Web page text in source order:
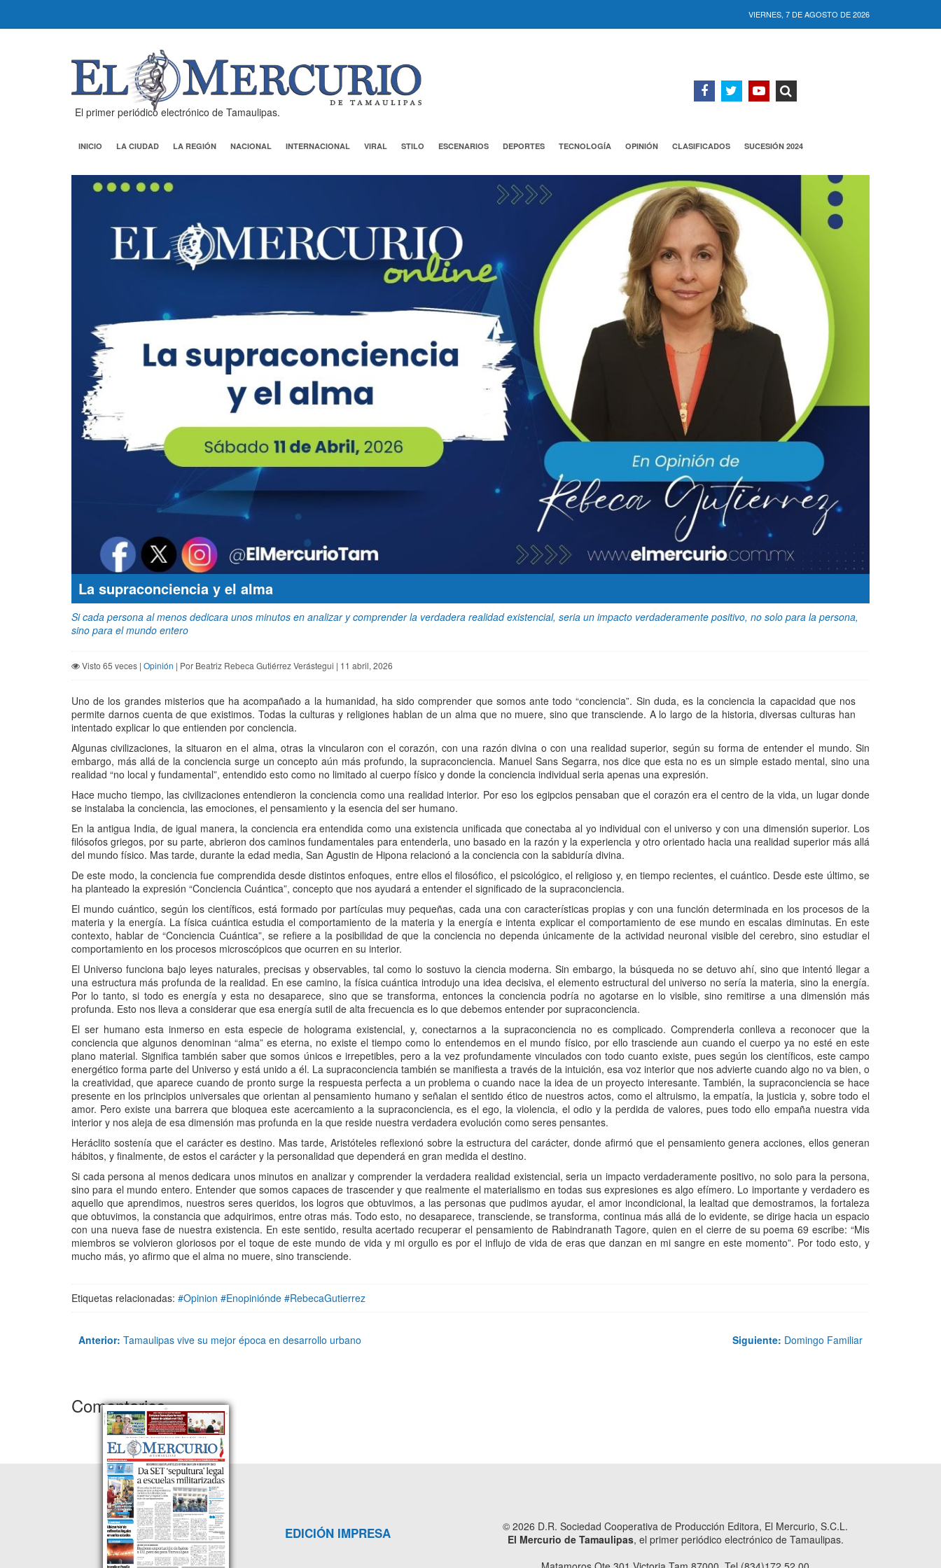
VIERNES, 7 DE AGOSTO DE 2026
El primer periódico electrónico de Tamaulipas.
INICIO LA CIUDAD LA REGIÓN NACIONAL INTERNACIONAL VIRAL STILO ESCENARIOS DEPORTES TECNOLOGÍA OPINIÓN CLASIFICADOS SUCESIÓN 2024
La supraconciencia y el alma
Si cada persona al menos dedicara unos minutos en analizar y comprender la verdadera realidad existencial, seria un impacto verdaderamente positivo, no solo para la persona,
sino para el mundo entero
Visto 65 veces | Opinión | Por Beatriz Rebeca Gutiérrez Verástegui | 11 abril, 2026
Uno de los grandes misterios que ha acompañado a la humanidad, ha sido comprender que somos ante todo “conciencia”. Sin duda, es la conciencia la capacidad que nos
permite darnos cuenta de que existimos. Todas la culturas y religiones hablan de un alma que no muere, sino que transciende. A lo largo de la historia, diversas culturas han
intentado explicar lo que entienden por conciencia.
Algunas civilizaciones, la situaron en el alma, otras la vincularon con el corazón, con una razón divina o con una realidad superior, según su forma de entender el mundo. Sin
embargo, más allá de la conciencia surge un concepto aún más profundo, la supraconciencia. Manuel Sans Segarra, nos dice que esta no es un simple estado mental, sino una
realidad “no local y fundamental”, entendido esto como no limitado al cuerpo físico y donde la conciencia individual seria apenas una expresión.
Hace mucho tiempo, las civilizaciones entendieron la conciencia como una realidad interior. Por eso los egipcios pensaban que el corazón era el centro de la vida, un lugar donde
se instalaba la conciencia, las emociones, el pensamiento y la esencia del ser humano.
En la antigua India, de igual manera, la conciencia era entendida como una existencia unificada que conectaba al yo individual con el universo y con una dimensión superior. Los
filósofos griegos, por su parte, abrieron dos caminos fundamentales para entenderla, uno basado en la razón y la experiencia y otro orientado hacia una realidad superior más allá
del mundo físico. Mas tarde, durante la edad media, San Agustin de Hipona relacionó a la conciencia con la sabiduría divina.
De este modo, la conciencia fue comprendida desde distintos enfoques, entre ellos el filosófico, el psicológico, el religioso y, en tiempo recientes, el cuántico. Desde este último, se
ha planteado la expresión “Conciencia Cuántica”, concepto que nos ayudará a entender el significado de la supraconciencia.
El mundo cuántico, según los científicos, está formado por partículas muy pequeñas, cada una con características propias y con una función determinada en los procesos de la
materia y la energía. La física cuántica estudia el comportamiento de la materia y la energía e intenta explicar el comportamiento de ese mundo en escalas diminutas. En este
contexto, hablar de “Conciencia Cuántica”, se refiere a la posibilidad de que la conciencia no dependa únicamente de la actividad neuronal visible del cerebro, sino estudiar el
comportamiento en los procesos microscópicos que ocurren en su interior.
El Universo funciona bajo leyes naturales, precisas y observables, tal como lo sostuvo la ciencia moderna. Sin embargo, la búsqueda no se detuvo ahí, sino que intentó llegar a
una estructura más profunda de la realidad. En ese camino, la física cuántica introdujo una idea decisiva, el elemento estructural del universo no sería la materia, sino la energía.
Por lo tanto, si todo es energía y esta no desaparece, sino que se transforma, entonces la conciencia podría no agotarse en lo visible, sino remitirse a una dimensión más
profunda. Esto nos lleva a considerar que esa energía sutil de alta frecuencia es lo que debemos entender por supraconciencia.
El ser humano esta inmerso en esta especie de holograma existencial, y, conectarnos a la supraconciencia no es complicado. Comprenderla conlleva a reconocer que la
conciencia que algunos denominan “alma” es eterna, no existe el tiempo como lo entendemos en el mundo físico, por ello trasciende aun cuando el cuerpo ya no esté en este
plano material. Significa también saber que somos únicos e irrepetibles, pero a la vez profundamente vinculados con todo cuanto existe, pues según los científicos, este campo
energético forma parte del Universo y está unido a él. La supraconciencia también se manifiesta a través de la intuición, esa voz interior que nos advierte cuando algo no va bien, o
la creatividad, que aparece cuando de pronto surge la respuesta perfecta a un problema o cuando nace la idea de un proyecto interesante. También, la supraconciencia se hace
presente en los principios universales que orientan al pensamiento humano y señalan el sentido ético de nuestros actos, como el altruismo, la empatía, la justicia y, sobre todo el
amor. Pero existe una barrera que bloquea este acercamiento a la supraconciencia, es el ego, la violencia, el odio y la perdida de valores, pues todo ello empaña nuestra vida
interior y nos aleja de esa dimensión mas profunda en la que reside nuestra verdadera evolución como seres pensantes.
Heráclito sostenía que el carácter es destino. Mas tarde, Aristóteles reflexionó sobre la estructura del carácter, donde afirmó que el pensamiento genera acciones, ellos generan
hábitos, y finalmente, de estos el carácter y la personalidad que dependerá en gran medida el destino.
Si cada persona al menos dedicara unos minutos en analizar y comprender la verdadera realidad existencial, seria un impacto verdaderamente positivo, no solo para la persona,
sino para el mundo entero. Entender que somos capaces de trascender y que realmente el materialismo en todas sus expresiones es algo efímero. Lo importante y verdadero es
aquello que aprendimos, nuestros seres queridos, los logros que obtuvimos, a las personas que pudimos ayudar, el amor incondicional, la lealtad que demostramos, la fortaleza
que obtuvimos, la constancia que adquirimos, entre otras más. Todo esto, no desaparece, transciende, se transforma, continua más allá de lo evidente, se dirige hacia un espacio
con una nueva fase de nuestra existencia. En este sentido, resulta acertado recuperar el pensamiento de Rabindranath Tagore, quien en el cierre de su poema 69 escribe: “Mis
miembros se volvieron gloriosos por el toque de este mundo de vida y mi orgullo es por el influjo de vida de eras que danzan en mi sangre en este momento”. Por todo esto, y
mucho más, yo afirmo que el alma no muere, sino transciende.
Etiquetas relacionadas: #Opinion #Enopiniónde #RebecaGutierrez
Anterior: Tamaulipas vive su mejor época en desarrollo urbano Siguiente: Domingo Familiar
Comentarios
EDICIÓN IMPRESA
© 2026 D.R. Sociedad Cooperativa de Producción Editora, El Mercurio, S.C.L.
El Mercurio de Tamaulipas, el primer periódico electrónico de Tamaulipas.